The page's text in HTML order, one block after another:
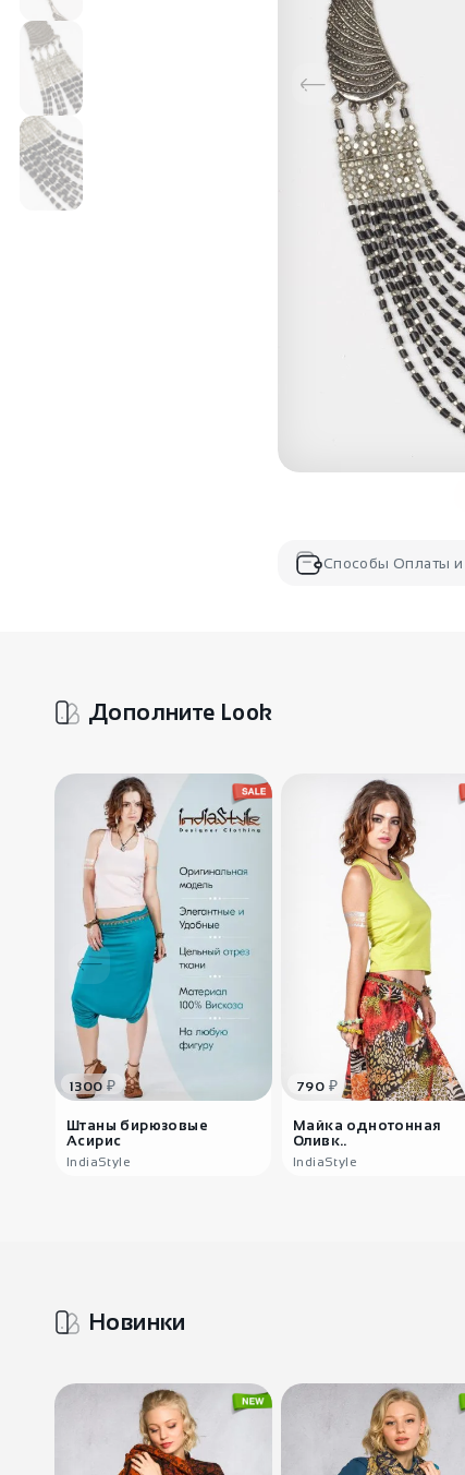
Способы Оплаты и
Дополните Look
1300 ₽
Штаны бирюзовые
Асирис
IndiaStyle
790 ₽
Майка однотонная
Оливк..
IndiaStyle
Новинки